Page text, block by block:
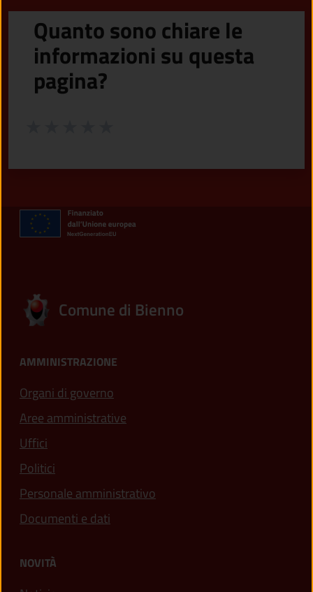
Quanto sono chiare le
informazioni su questa
pagina?
Comune di Bienno
AMMINISTRAZIONE
Organi di governo
Aree amministrative
Uffici
Politici
Personale amministrativo
Documenti e dati
NOVITÀ